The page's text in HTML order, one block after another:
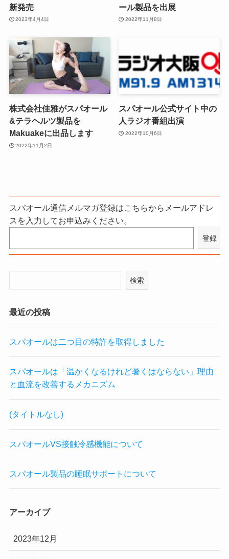
新発売
2023年4月4日
ール製品を出展
2022年11月8日
株式会社佳雅がスパオール
&テラヘルツ製品を
Makuakeに出品します
2022年11月2日
スパオール公式サイト中の
人ラジオ番組出演
2022年10月6日
スパオール通信メルマガ登録はこちらからメールアドレ
スを入力してお申込みください。
検索
最近の投稿
スパオールは二つ目の特許を取得しました
スパオールは「温かくなるけれど暑くはならない」理由
と血流を改善するメカニズム
(タイトルなし)
スパオールVS接触冷感機能について
スパオール製品の睡眠サポートについて
アーカイブ
2023年12月